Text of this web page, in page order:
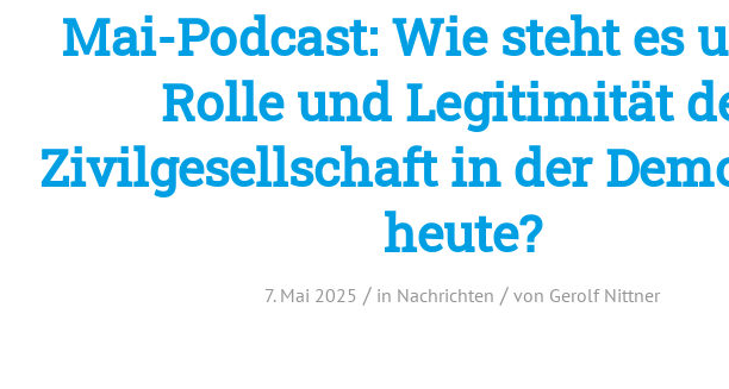
Mai-Podcast: Wie steht es
Rolle und Legitimität
Zivilgesellschaft in der
heute?
7. Mai 2025 / in Nachrichten / von Gerolf Nittner